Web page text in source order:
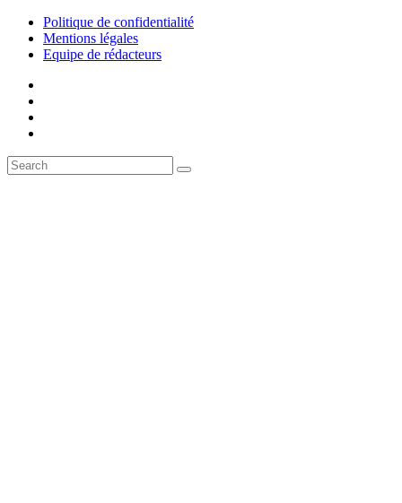
Politique de confidentialité
Mentions légales
Equipe de rédacteurs